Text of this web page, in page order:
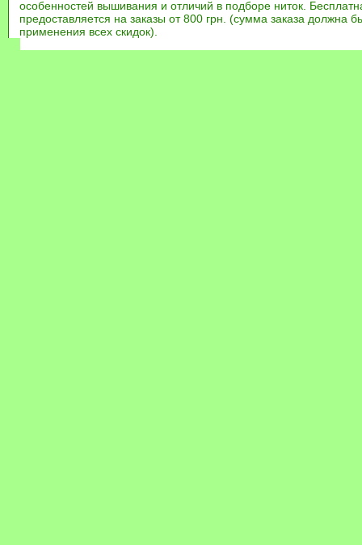
особенностей вышивания и отличий в подборе ниток.
предоставляется на заказы от 800 грн. (сумма заказа должна
применения всех скидок).